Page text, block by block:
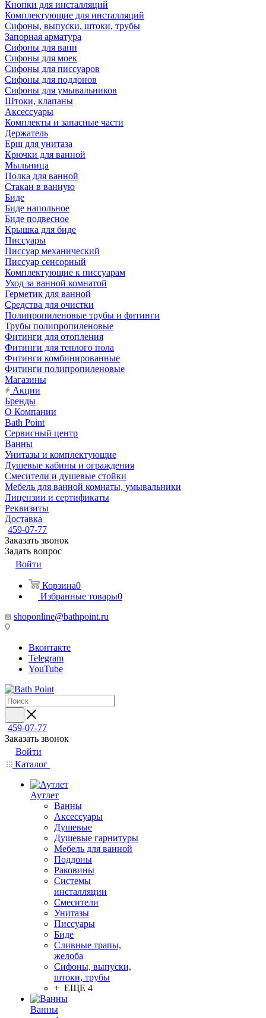
Кнопки для инсталляций
Комплектующие для инсталляций
Сифоны, выпуски, штоки, трубы
Запорная арматура
Сифоны для ванн
Сифоны для моек
Сифоны для писсуаров
Сифоны для поддонов
Сифоны для умывальников
Штоки, клапаны
Аксессуары
Комплекты и запасные части
Держатель
Ерш для унитаза
Крючки для ванной
Мыльница
Полка для ванной
Стакан в ванную
Биде
Биде напольное
Биде подвесное
Крышка для биде
Писсуары
Писсуар механический
Писсуар сенсорный
Комплектующие к писсуарам
Уход за ванной комнатой
Герметик для ванной
Средства для очистки
Полипропиленовые трубы и фитинги
Трубы полипропиленовые
Фитинги для отопления
Фитинги для теплого пола
Фитинги комбинированные
Фитинги полипропиленовые
Магазины
Акции
Бренды
О Компании
Bath Point
Сервисный центр
Ванны
Унитазы и комплектующие
Душевые кабины и ограждения
Смесители и душевые стойки
Мебель для ванной комнаты, умывальники
Лицензии и сертификаты
Реквизиты
Доставка
459-07-77
Заказать звонок
Задать вопрос
Войти
Корзина0
Избранные товары0
shoponline@bathpoint.ru
Вконтакте
Telegram
YouTube
459-07-77
Заказать звонок
Войти
Каталог
Аутлет
Ванны
Аксессуары
Душевые
Душевые гарнитуры
Мебель для ванной
Поддоны
Раковины
Системы
инсталляции
Смесители
Унитазы
Писсуары
Биде
Сливные трапы,
желоба
Сифоны, выпуски,
штоки, трубы
+ ЕЩЕ 4
Ванны